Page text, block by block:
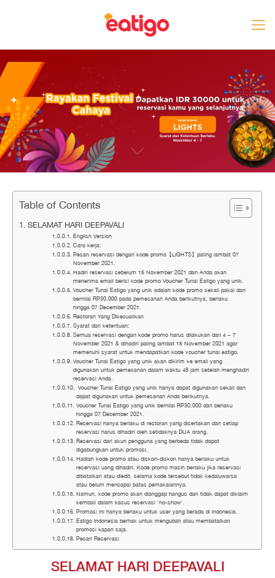
Table of Contents
SELAMAT HARI DEEPAVALI
English Version
Cara kerja:
Pesan reservasi dengan kode promo【LIGHTS】paling lambat 07
November 2021.
Hadiri reservasi sebelum 15 November 2021 dan Anda akan
menerima email berisi kode promo Voucher Tunai Eatigo yang unik.
Voucher Tunai Eatigo yang unik adalah kode promo sekali pakai dan
bernilai RP30.000 pada pemesanan Anda berikutnya, berlaku
hingga 07 December 2021.
Restoran Yang Dikecualikan
Syarat dan ketentuan:
Semua reservasi dengan kode promo harus dilakukan dari 4 – 7
November 2021 & dihadiri paling lambat 15 November 2021 agar
memenuhi syarat untuk mendapatkan kode voucher tunai eatigo.
Voucher Tunai Eatigo yang unik akan dikirim ke email yang
digunakan untuk pemesanan dalam waktu 48 jam setelah menghadiri
reservasi Anda.
Voucher Tunai Eatigo yang unik hanya dapat digunakan sekali dan
dapat digunakan untuk pemesanan Anda berikutnya.
Voucher Tunai Eatigo yang unik bernilai RP30.000 dan berlaku
hingga 07 December 2021.
Reservasi hanya berlaku di restoran yang disertakan dan setiap
reservasi harus dihadiri oleh setidaknya DUA orang.
Reservasi dari akun pengguna yang berbeda tidak dapat
digabungkan untuk promosi.
Hadiah kode promo atau diskon-diskon hanya berlaku untuk
reservasi uang dihadiri. Kode promo masih berlaku jika reservasi
dibatalkan atau diedit, selama kode tersebut tidak kedaluwarsa
atau belum mencapai batas pemakaiannya.
Namun, kode promo akan dianggap hangus dan tidak dapat diklaim
kembali dalam kasus reservasi ‘no-show’.
Promosi ini hanya berlaku untuk user yang berada di Indonesia.
Eatigo Indonesia berhak untuk mengubah atau membatalkan
promosi kapan saja.
Pesan Reservasi
SELAMAT HARI DEEPAVALI